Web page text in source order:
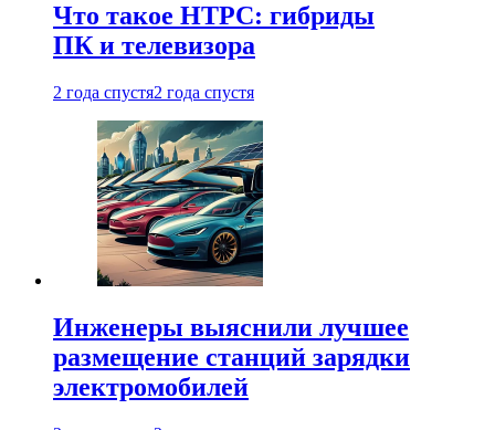
Что такое HTPC: гибриды
ПК и телевизора
2 года спустя2 года спустя
Инженеры выяснили лучшее
размещение станций зарядки
электромобилей